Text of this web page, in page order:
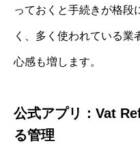
っておくと手続きが格段
く、多く使われている業
心感も増します。
公式アプリ：Vat
る管理